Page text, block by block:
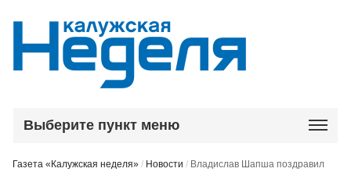
Выберите пункт меню
Газета «Калужская неделя» / Новости / Владислав Шапша поздравил